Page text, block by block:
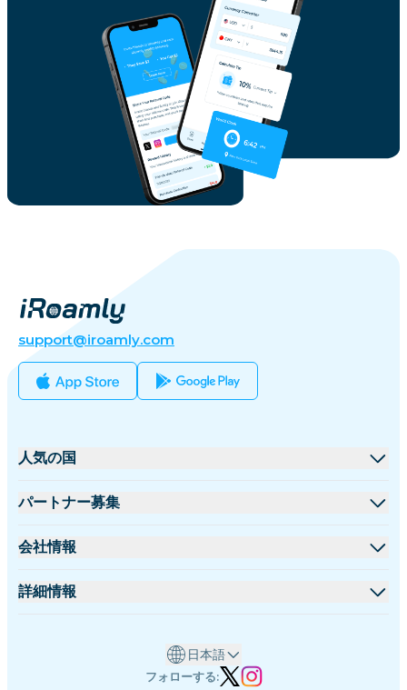
support@iroamly.com
人気の国
アメリカ合衆国
フランス
パートナー募集
卸売プラットフォーム
会社情報
iRoamlyについて
詳細情報
日本語
フォローする: